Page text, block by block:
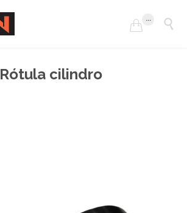

... 
Rótula cilindro